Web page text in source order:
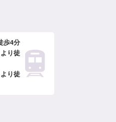
歩4分
り徒
り徒